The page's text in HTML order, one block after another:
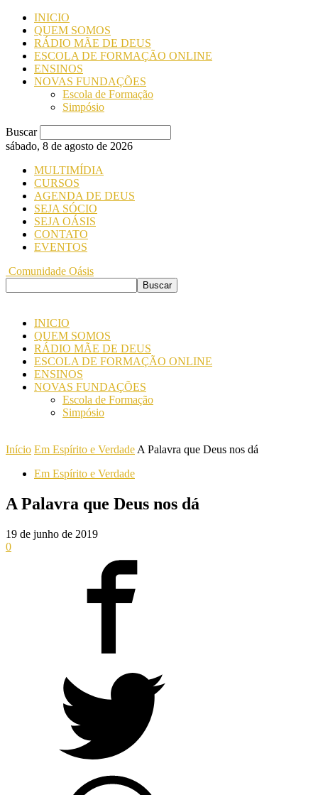
INICIO
QUEM SOMOS
RÁDIO MÃE DE DEUS
ESCOLA DE FORMAÇÃO ONLINE
ENSINOS
NOVAS FUNDAÇÕES
Escola de Formação
Simpósio
Buscar
sábado, 8 de agosto de 2026
MULTIMÍDIA
CURSOS
AGENDA DE DEUS
SEJA SÓCIO
SEJA OÁSIS
CONTATO
EVENTOS
Comunidade Oásis
INICIO
QUEM SOMOS
RÁDIO MÃE DE DEUS
ESCOLA DE FORMAÇÃO ONLINE
ENSINOS
NOVAS FUNDAÇÕES
Escola de Formação
Simpósio
Início Em Espírito e Verdade A Palavra que Deus nos dá
Em Espírito e Verdade
A Palavra que Deus nos dá
19 de junho de 2019
0